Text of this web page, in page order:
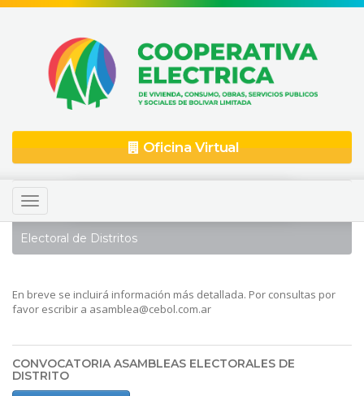
Oficina Virtual
Toggle
navigation
Electoral de Distritos
En breve se incluirá información más detallada. Por consultas por
favor escribir a asamblea@cebol.com.ar
CONVOCATORIA ASAMBLEAS ELECTORALES DE
DISTRITO